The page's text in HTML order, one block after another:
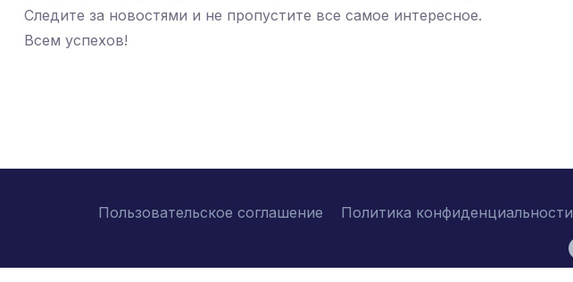
Следите за новостями и не пропустите все самое интересное.
Всем успехов!
Пользовательское соглашение Политика конфиденциальности